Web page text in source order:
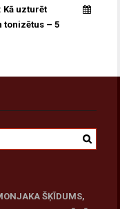
uzturēt
tonizētus – 5
ŠĶĪDUMS,